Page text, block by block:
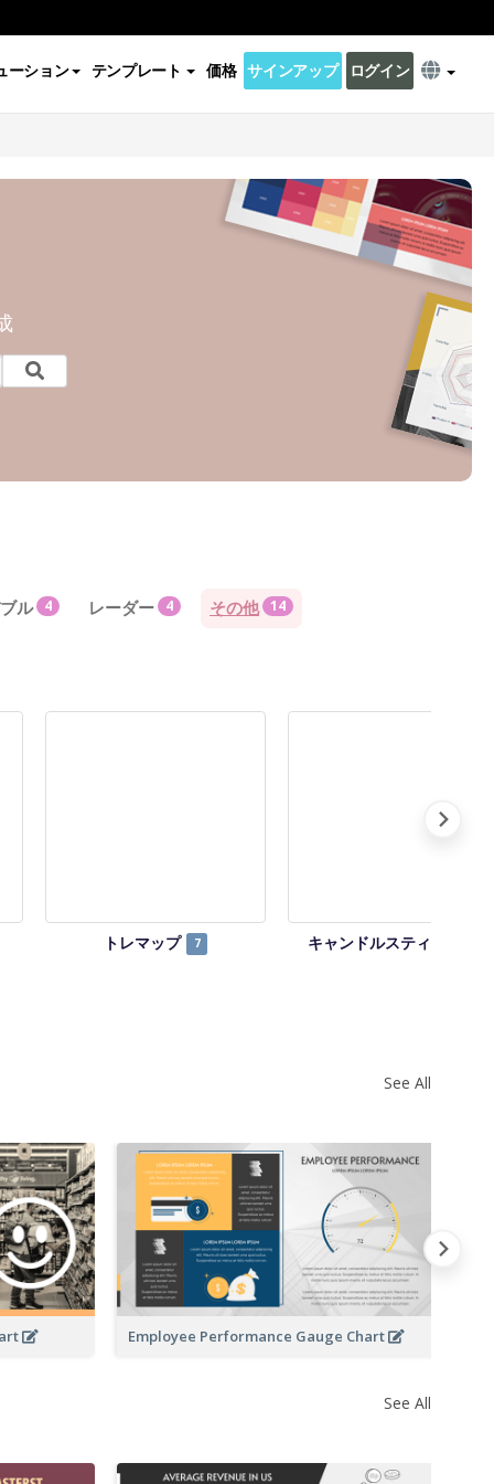
ーション テンプレート 価格 サインアップ ログイン
ル 4 レーダー 4 その他 14
トレマップ 7 キャンドルスティック
See All
Employee Performance Gauge Chart
See All